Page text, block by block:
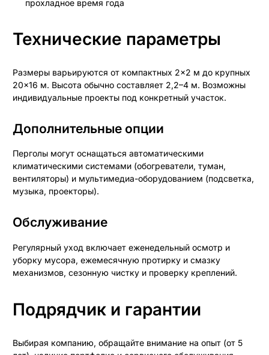
прохладное время года
Технические параметры
Размеры варьируются от компактных 2×2 м до крупных
20×16 м. Высота обычно составляет 2,2–4 м. Возможны
индивидуальные проекты под конкретный участок.
Дополнительные опции
Перголы могут оснащаться автоматическими
климатическими системами (обогреватели, туман,
вентиляторы) и мультимедиа-оборудованием (подсветка,
музыка, проекторы).
Обслуживание
Регулярный уход включает еженедельный осмотр и
уборку мусора, ежемесячную протирку и смазку
механизмов, сезонную чистку и проверку креплений.
Подрядчик и гарантии
Выбирая компанию, обращайте внимание на опыт (от 5